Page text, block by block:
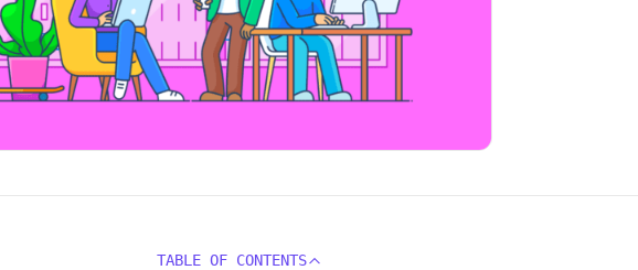
TABLE OF CONTENTS